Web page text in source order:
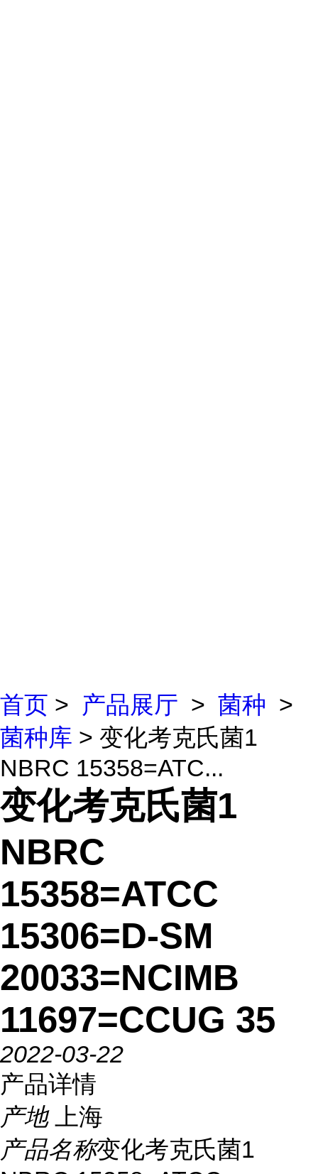
首页 > 产品展厅 > 菌种 >
菌种库 > 变化考克氏菌1
NBRC 15358=ATC...
变化考克氏菌1
NBRC
15358=ATCC
15306=D-SM
20033=NCIMB
11697=CCUG 35
2022-03-22
产品详情
产地
上海
产品名称变化考克氏菌1